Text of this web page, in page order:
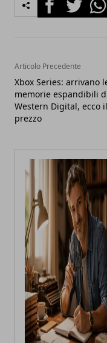
Articolo Precedente
Xbox Series: arrivano
memorie espandibili
Western Digital, ecco il
prezzo